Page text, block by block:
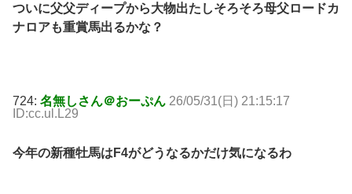
ついに父父ディープから大物出たしそろそろ母父ロードカ
ナロアも重賞馬出るかな？
724: 名無しさん＠おーぷん 26/05/31(日) 21:15:17
ID:cc.ul.L29
今年の新種牡馬はF4がどうなるかだけ気になるわ